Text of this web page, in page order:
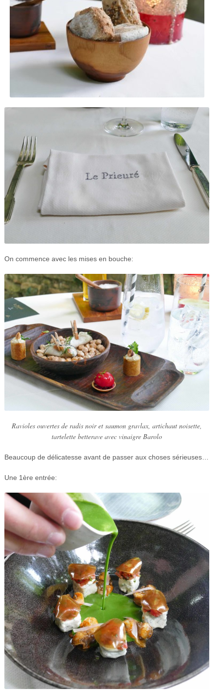
On commence avec les mises en bouche:
Ravioles ouvertes de radis noir et saumon gravlax, artichaut noisette,
tartelette betterave avec vinaigre Barolo
Beaucoup de délicatesse avant de passer aux choses sérieuses…
Une 1ère entrée: